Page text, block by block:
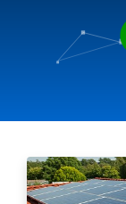
PREZZI
RICHIEDI DEMO